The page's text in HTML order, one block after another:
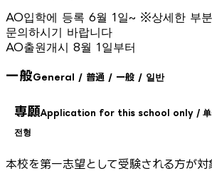
AO입학에 등록 6월 1일~ ※상세한 부
문의하시기 바랍니다
AO출원개시 8월 1일부터
一般General / 普通 / 一般 / 일반
専願Application for this school only / 单一
전형
本校を第一志望として受験される方が対